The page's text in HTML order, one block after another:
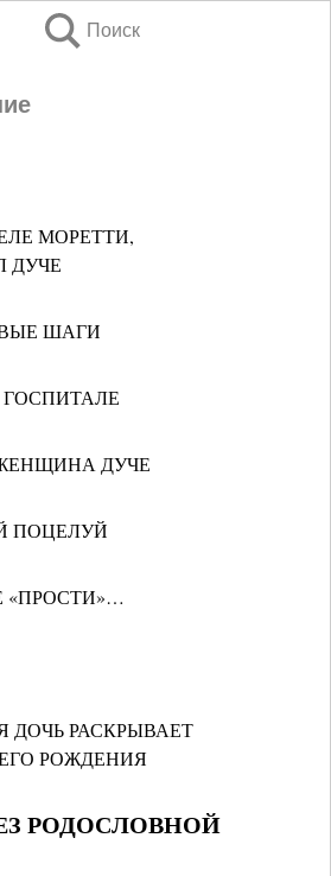
Поиск
МОРЕТТИ,
ДУЧЕ
ШАГИ
ДУЧЕ
ПОЦЕЛУЙ
«ПРОСТИ»…
ДОЧЬ РАСКРЫВАЕТ
РОЖДЕНИЯ
РОДОСЛОВНОЙ